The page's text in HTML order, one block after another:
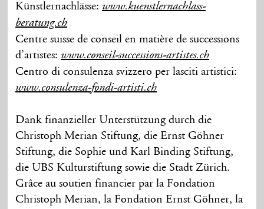
Künstlernachlässe: www.kuenstlernachlass-
beratung.ch
Centre suisse de conseil en matière de successions
d’artistes: www.conseil-successions-artistes.ch
Centro di consulenza svizzero per lasciti artistici:
www.consulenza-fondi-artisti.ch
Dank finanzieller Unterstützung durch die
Christoph Merian Stiftung, die Ernst Göhner
Stiftung, die Sophie und Karl Binding Stiftung,
die UBS Kulturstiftung sowie die Stadt Zürich.
Grâce au soutien financier par la Fondation
Christoph Merian, la Fondation Ernst Göhner, la